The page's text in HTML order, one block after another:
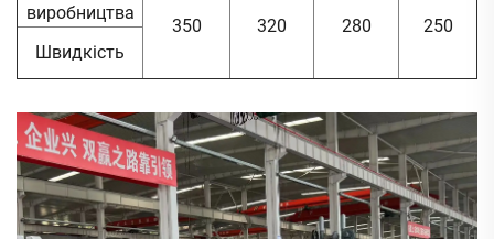
виробництва
350 320 280
250
Швидкість